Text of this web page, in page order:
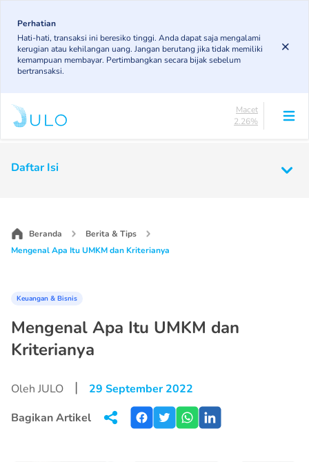
main
content
Perhatian
Hati-hati, transaksi ini beresiko tinggi. Anda dapat saja mengalami
kerugian atau kehilangan uang. Jangan berutang jika tidak memiliki
kemampuan membayar. Pertimbangkan secara bijak sebelum
bertransaksi.
Main
3.78%
KL
5.37%
Macet
2.26%
Daftar Isi
Beranda
Berita & Tips
Mengenal Apa Itu UMKM dan Kriterianya
Keuangan & Bisnis
Mengenal Apa Itu UMKM dan
Kriterianya
Oleh JULO |
29 September 2022
Bagikan Artikel